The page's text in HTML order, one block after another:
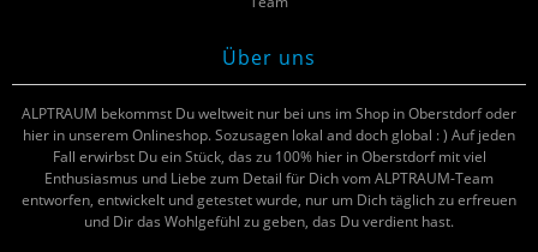
Über uns
ALPTRAUM bekommst Du weltweit nur bei uns im Shop in Oberstdorf oder
hier in unserem Onlineshop. Sozusagen lokal and doch global : ) Auf jeden
Fall erwirbst Du ein Stück, das zu 100% hier in Oberstdorf mit viel
Enthusiasmus und Liebe zum Detail für Dich vom ALPTRAUM-Team
entworfen, entwickelt und getestet wurde, nur um Dich täglich zu erfreuen
und Dir das Wohlgefühl zu geben, das Du verdient hast.